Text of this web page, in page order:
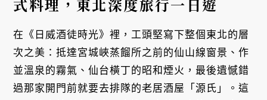
式料理，東北深度旅行一日遊
在《日威酒徒時光》裡，工頭堅寫下整個東北的層
次之美：抵達宮城峽蒸餾所之前的仙山線窗景、作
並溫泉的霧氣、仙台橫丁的昭和煙火，最後遺憾錯
過那家開門前就要去排隊的老居酒屋「源氏」。這